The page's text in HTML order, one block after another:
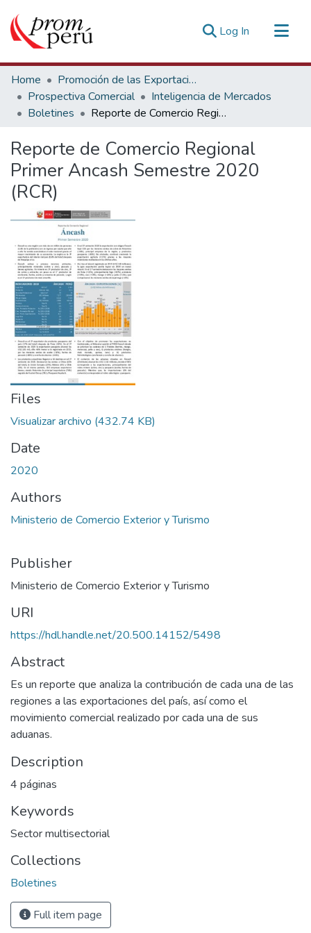
Log In (current)
Communities & Collections
All of DSpace
Statistics
Home
Promoción de las Exportaciones
Prospectiva Comercial
Inteligencia de Mercados
Boletines
Reporte de Comercio Regional Primer Ancash Semestre 2020 (RCR)
Reporte de Comercio Regional
Primer Ancash Semestre 2020
(RCR)
Files
Visualizar archivo (432.74 KB)
Date
2020
Authors
Ministerio de Comercio Exterior y Turismo
Publisher
Ministerio de Comercio Exterior y Turismo
URI
https://hdl.handle.net/20.500.14152/5498
Abstract
Es un reporte que analiza la contribución de cada una de las
regiones a las exportaciones del país, así como el
movimiento comercial realizado por cada una de sus
aduanas.
Description
4 páginas
Keywords
Sector multisectorial
Collections
Boletines
Full item page